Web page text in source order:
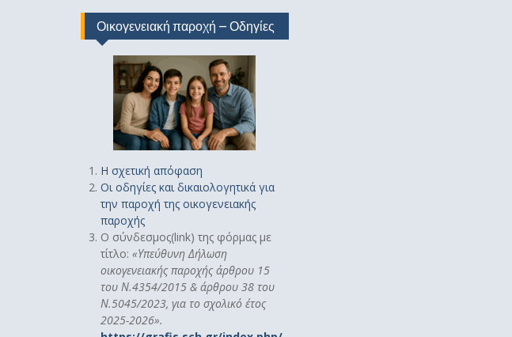
Οικογενειακή παροχή – Οδηγίες
Η σχετική απόφαση
Οι οδηγίες και δικαιολογητικά για
την παροχή της οικογενειακής
παροχής
Ο σύνδεσμος(link) της φόρμας με
τίτλο: «Υπεύθυνη Δήλωση
οικογενειακής παροχής άρθρου 15
του Ν.4354/2015 & άρθρου 38 του
Ν.5045/2023, για το σχολικό έτος
2025-2026».